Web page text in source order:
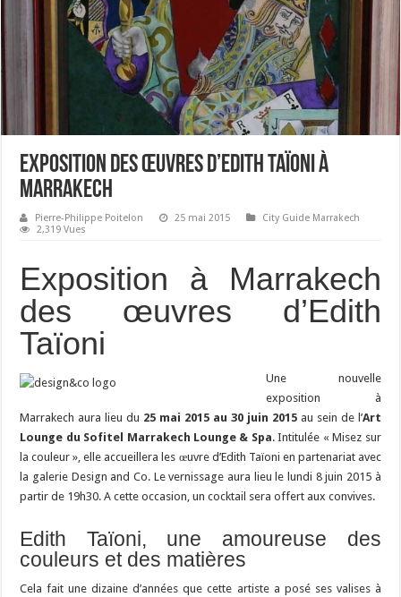
Exposition des œuvres d’Edith Taïoni à
Marrakech
Pierre-Philippe Poitelon 25 mai 2015
City Guide Marrakech
2,319 Vues
Exposition à Marrakech
des œuvres d’Edith
Taïoni
Une nouvelle
exposition à
Marrakech aura lieu du 25 mai 2015 au 30 juin 2015au sein de l’Art
Lounge du Sofitel Marrakech Lounge & Spa. Intitulée « Misez sur
la couleur », elle accueillera les œuvre d’Edith Taïoni en partenariat avec
la galerie Design and Co. Le vernissage aura lieu le lundi 8 juin 2015 à
partir de 19h30. A cette occasion, un cocktail sera offert aux convives.
Edith Taïoni, une amoureuse des
couleurs et des matières
Cela fait une dizaine d’années que cette artiste a posé ses valises à